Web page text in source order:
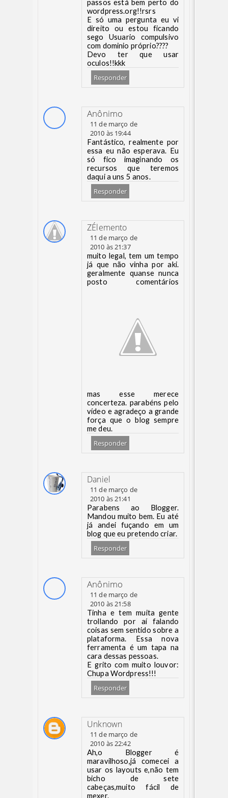
passos está bem perto do
wordpress.org!!rsrs
E só uma pergunta eu vi
direito ou estou ficando
sego Usuario compulsivo
com dominio próprio????
Devo ter que usar
oculos!!kkk
Responder
Anônimo
11 de março de
2010 às 19:44
Fantástico, realmente por
essa eu não esperava. Eu
só fico imaginando os
recursos que teremos
daqui a uns 5 anos.
Responder
ZÉlemento
11 de março de
2010 às 21:37
muito legal, tem um tempo
já que não vinha por aki.
geralmente quanse nunca
posto comentários
mas esse merece
concerteza. parabéns pelo
vídeo e agradeço a grande
força que o blog sempre
me deu.
Responder
Daniel
11 de março de
2010 às 21:41
Parabens ao Blogger.
Mandou muito bem. Eu até
já andei fuçando em um
blog que eu pretendo criar.
Responder
Anônimo
11 de março de
2010 às 21:58
Tinha e tem muita gente
trollando por aí falando
coisas sem sentido sobre a
plataforma. Essa nova
ferramenta é um tapa na
cara dessas pessoas.
E grito com muito louvor:
Chupa Wordpress!!!
Responder
Unknown
11 de março de
2010 às 22:42
Ah,o Blogger é
maravilhoso,já comecei a
usar os layouts e,não tem
bicho de sete
cabeças,muito fácil de
mexer.